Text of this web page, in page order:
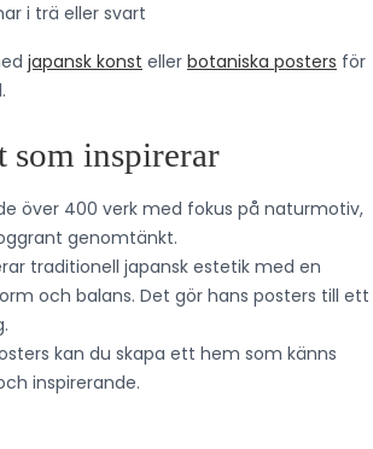
i trä eller svart
japansk konst eller botaniska posters för
som inspirerar
över 400 verk med fokus på naturmotiv,
genomtänkt.
traditionell japansk estetik med en
och balans. Det gör hans posters till ett
kan du skapa ett hem som känns
inspirerande.